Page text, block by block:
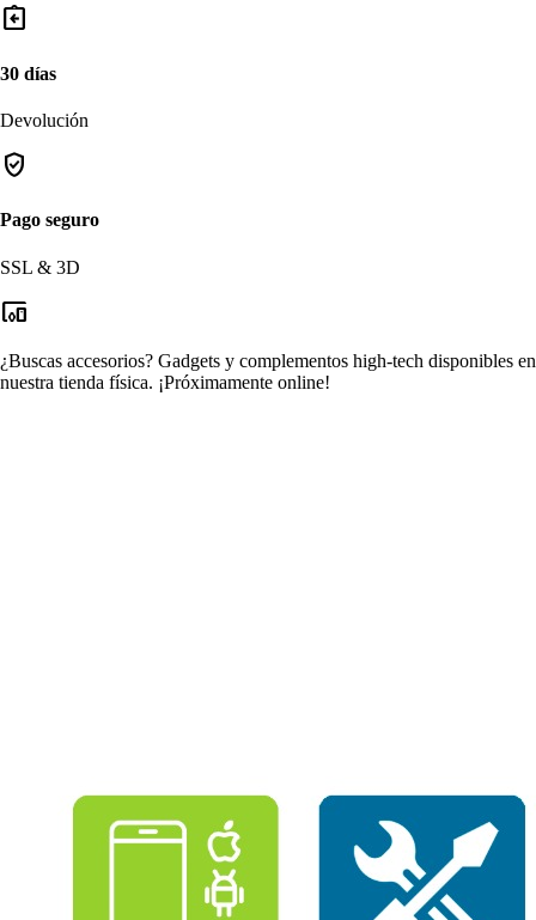
assignment_return
30 días
Devolución
verified_user
Pago seguro
SSL & 3D
devices_other
¿Buscas accesorios? Gadgets y complementos high-tech disponibles en
nuestra tienda física. ¡Próximamente online!